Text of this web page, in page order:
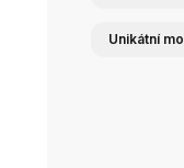
Unikátní